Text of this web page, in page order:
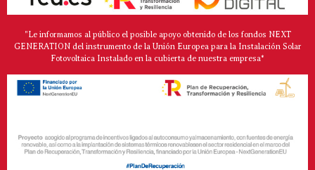
"Le informamos al público el posible apoyo obtenido de los fondos NEXT
GENERATION del instrumento de la Unión Europea para la Instalación Solar
Fotovoltaica Instalado en la cubierta de nuestra empresa*